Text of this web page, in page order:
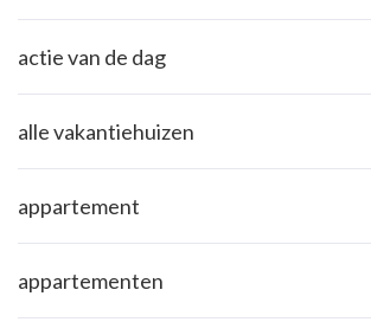
actie van de dag
alle vakantiehuizen
appartement
appartementen